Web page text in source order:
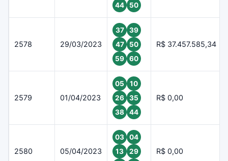
44
50
2578 29/03/2023
37
39
47
50
59
60
R$ 37.457.585,34
2579 01/04/2023
05
10
26
35
38
44
R$ 0,00
2580 05/04/2023
03
04
13
29
R$ 0,00